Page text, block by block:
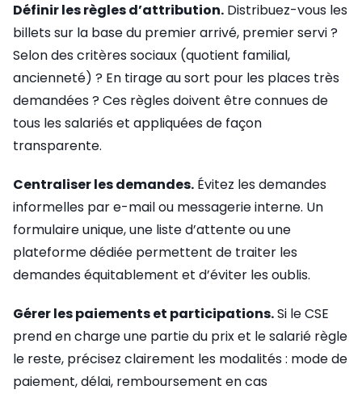
Définir les règles d’attribution. Distribuez-vous les
billets sur la base du premier arrivé, premier servi ?
Selon des critères sociaux (quotient familial,
ancienneté) ? En tirage au sort pour les places très
demandées ? Ces règles doivent être connues de
tous les salariés et appliquées de façon
transparente.
Centraliser les demandes. Évitez les demandes
informelles par e-mail ou messagerie interne. Un
formulaire unique, une liste d’attente ou une
plateforme dédiée permettent de traiter les
demandes équitablement et d’éviter les oublis.
Gérer les paiements et participations.Si le CSE
prend en charge une partie du prix et le salarié règle
le reste, précisez clairement les modalités : mode de
paiement, délai, remboursement en cas